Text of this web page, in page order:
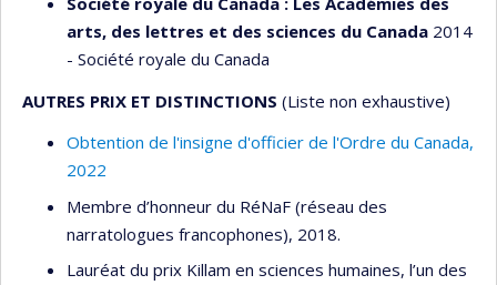
arts, des lettres et des sciences du Canada 2014
- Société royale du Canada
AUTRES PRIX ET DISTINCTIONS (Liste non exhaustive)
Obtention de l'insigne d'officier de l'Ordre du Canada,
2022
Membre d’honneur du RéNaF (réseau des
narratologues francophones), 2018.
Lauréat du prix Killam en sciences humaines, l’un des